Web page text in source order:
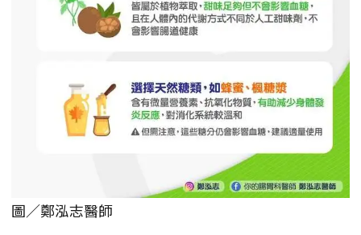
圖／鄭泓志醫師